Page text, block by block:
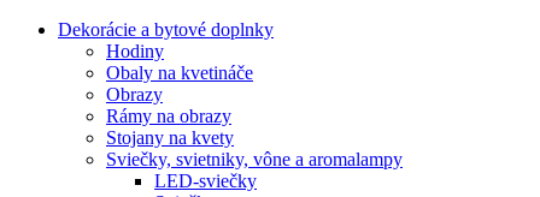
Dekorácie a bytové doplnky
Hodiny
Obaly na kvetináče
Obrazy
Rámy na obrazy
Stojany na kvety
Sviečky, svietniky, vône a aromalampy
LED-sviečky